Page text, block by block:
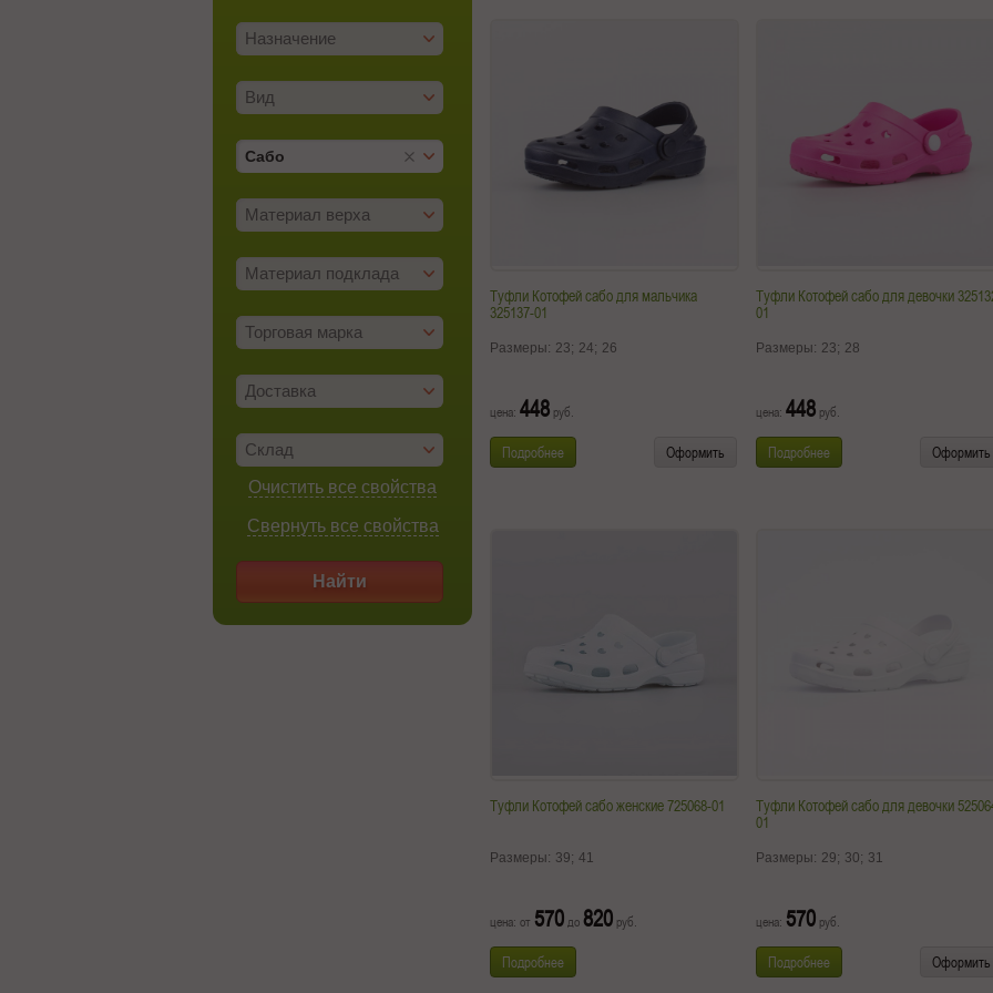
Назначение
Вид
Сабо
Материал верха
Материал подклада
Торговая марка
Доставка
Склад
Очистить все свойства
Свернуть все свойства
Найти
Туфли Котофей сабо для мальчика
325137-01
Размеры: 23; 24; 26
цена: 448 руб.
Подробнее Оформить
Туфли Котофей сабо для девочки
01
Размеры: 23; 28
цена: 448 руб.
Подробнее Оформить
Туфли Котофей сабо женские 725068-01
Размеры: 39; 41
цена: от 570до820 руб.
Подробнее
Туфли Котофей сабо для девочки
01
Размеры: 29; 30; 31
цена: 570 руб.
Подробнее Оформить